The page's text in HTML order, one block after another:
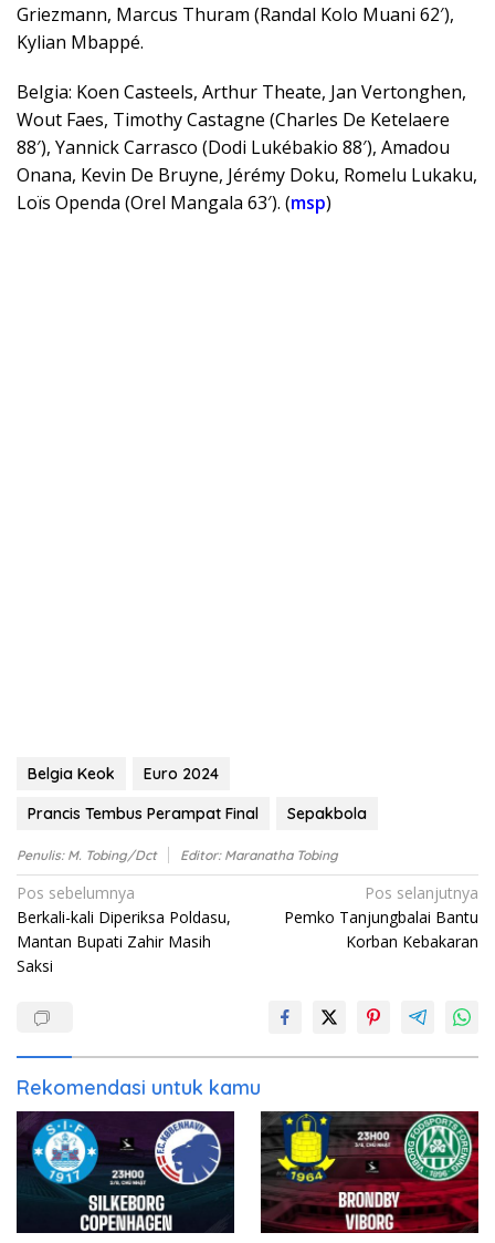
Griezmann, Marcus Thuram (Randal Kolo Muani 62′),
Kylian Mbappé.
Belgia: Koen Casteels, Arthur Theate, Jan Vertonghen,
Wout Faes, Timothy Castagne (Charles De Ketelaere
88′), Yannick Carrasco (Dodi Lukébakio 88′), Amadou
Onana, Kevin De Bruyne, Jérémy Doku, Romelu Lukaku,
Loïs Openda (Orel Mangala 63′). (msp)
Belgia Keok
Euro 2024
Prancis Tembus Perampat Final
Sepakbola
Penulis: M. Tobing/dct Editor: Maranatha Tobing
Navigasi
pos
Pos sebelumnya
Berkali-kali Diperiksa Poldasu,
Mantan Bupati Zahir Masih
Saksi
Pos selanjutnya
Pemko Tanjungbalai Bantu
Korban Kebakaran
Rekomendasi untuk kamu